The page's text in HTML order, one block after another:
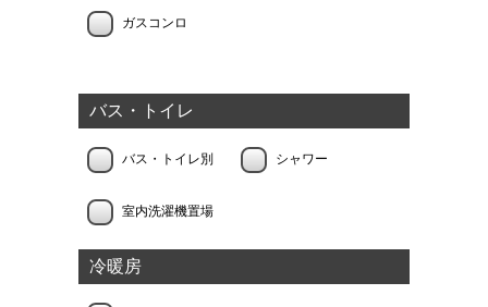
ガスコンロ
バス・トイレ
バス・トイレ別 シャワー
室内洗濯機置場
冷暖房